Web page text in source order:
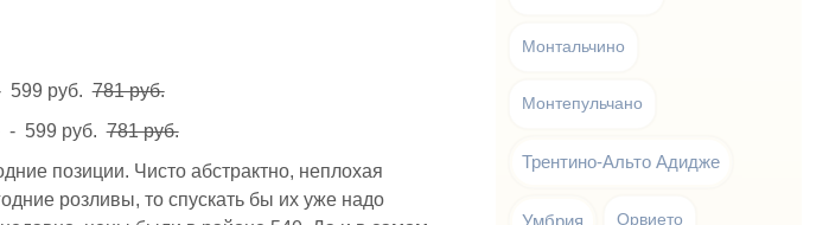
599 руб.781 руб.
- 599 руб.781 руб.
позиции. Чисто абстрактно, неплохая
розливы, то спускать бы их уже надо
Монтальчино
Монтепульчано
Трентино-Альто Адидже
Умбрия Орвието